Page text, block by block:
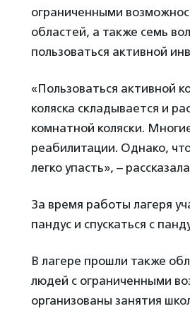
ограниченными
областей, а также семь
пользоваться активной
«Пользоваться активной
коляска складывается и
комнатной коляски.
реабилитации. Однако,
легко упасть», –
За время работы лагеря
пандус и спускаться с
В лагере прошли также
людей с ограниченными
организованы занятия